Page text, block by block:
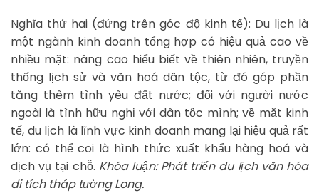
Nghĩa thứ hai (đứng trên góc độ kinh tế): Du lịch là
một ngành kinh doanh tổng hợp có hiệu quả cao về
nhiều mặt: nâng cao hiểu biết về thiên nhiên, truyền
thống lịch sử và văn hoá dân tộc, từ đó góp phần
tăng thêm tình yêu đất nước; đối với người nước
ngoài là tình hữu nghị với dân tộc mình; về mặt kinh
tế, du lịch là lĩnh vực kinh doanh mang lại hiệu quả rất
lớn: có thể coi là hình thức xuất khẩu hàng hoá và
dịch vụ tại chỗ. Khóa luận: Phát triển du lịch văn hóa
di tích tháp tường Long.